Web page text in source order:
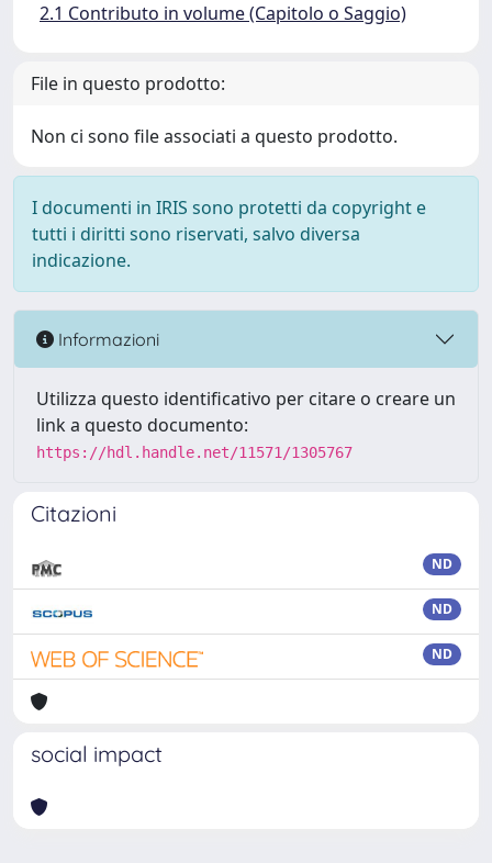
2.1 Contributo in volume (Capitolo o Saggio)
File in questo prodotto:
Non ci sono file associati a questo prodotto.
I documenti in IRIS sono protetti da copyright e
tutti i diritti sono riservati, salvo diversa
indicazione.
Informazioni
Utilizza questo identificativo per citare o creare un
link a questo documento:
https://hdl.handle.net/11571/1305767
Citazioni
ND
ND
ND
social impact